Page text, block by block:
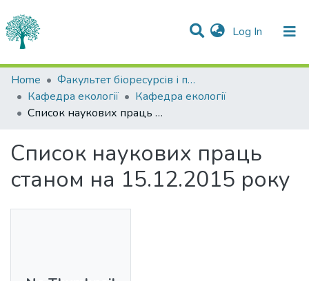
Log In (current)
Statistics
Communities & Collections
Home
Факультет біоресурсів і природокористування
Кафедра екології
Кафедра екології
Список наукових праць станом на 15.12.2015 року
Список наукових праць
станом на 15.12.2015 року